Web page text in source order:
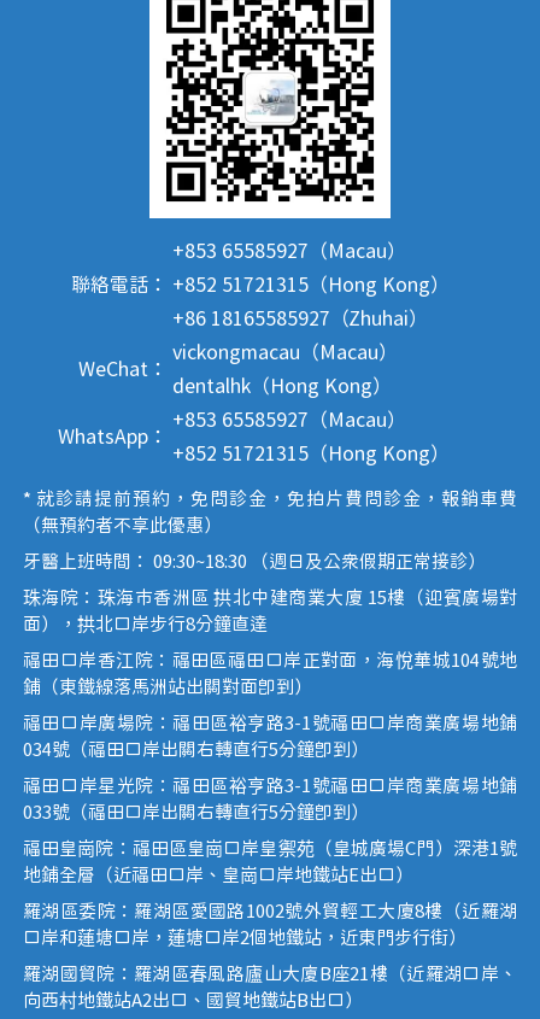
聯絡電話：
+853 65585927（Macau）
+852 51721315（Hong Kong）
+86 18165585927（Zhuhai）
WeChat：
vickongmacau（Macau）
dentalhk（Hong Kong）
WhatsApp：
+853 65585927（Macau）
+852 51721315（Hong Kong）
* 就診請提前預約，免問診金，免拍片費問診金，報銷車費
（無預約者不享此優惠）
牙醫上班時間： 09:30~18:30 （週日及公眾假期正常接診）
珠海院：珠海市香洲區 拱北中建商業大廈 15樓（迎賓廣場對
面），拱北口岸步行8分鐘直達
福田口岸香江院：福田區福田口岸正對面，海悅華城104號地
鋪（東鐵線落馬洲站出關對面即到）
福田口岸廣場院：福田區裕亨路3-1號福田口岸商業廣場地鋪
034號（福田口岸出關右轉直行5分鐘即到）
福田口岸星光院：福田區裕亨路3-1號福田口岸商業廣場地鋪
033號（福田口岸出關右轉直行5分鐘即到）
福田皇崗院：福田區皇崗口岸皇禦苑（皇城廣場C門）深港1號
地鋪全層（近福田口岸、皇崗口岸地鐵站E出口）
羅湖區委院：羅湖區愛國路1002號外貿輕工大廈8樓（近羅湖
口岸和蓮塘口岸，蓮塘口岸2個地鐵站，近東門步行街）
羅湖國貿院：羅湖區春風路廬山大廈B座21樓（近羅湖口岸、
向西村地鐵站A2出口、國貿地鐵站B出口）